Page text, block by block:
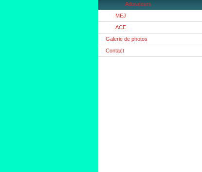
Adorateurs
MEJ
ACE
Galerie de photos
Contact